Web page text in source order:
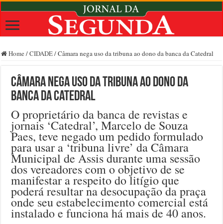
Home /CIDADE/Câmara nega uso da tribuna ao dono da banca da Catedral
Câmara nega uso da tribuna ao dono da
banca da Catedral
O proprietário da banca de revistas e
jornais ‘Catedral’, Marcelo de Souza
Paes, teve negado um pedido formulado
para usar a ‘tribuna livre’ da Câmara
Municipal de Assis durante uma sessão
dos vereadores com o objetivo de se
manifestar a respeito do litígio que
poderá resultar na desocupação da praça
onde seu estabelecimento comercial está
instalado e funciona há mais de 40 anos.